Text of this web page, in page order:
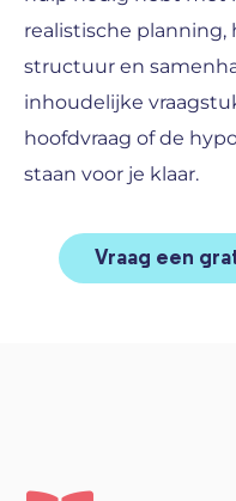
realistische planning,
structuur en
inhoudelijke
hoofdvraag of de
staan voor je klaar.
Vraag een